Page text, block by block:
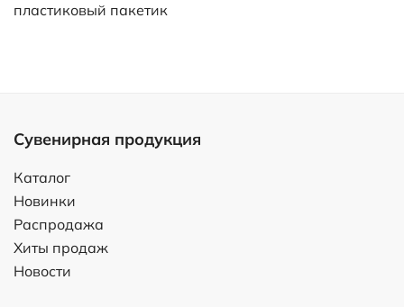
пластиковый пакетик
Сувенирная продукция
Каталог
Новинки
Распродажа
Хиты продаж
Новости